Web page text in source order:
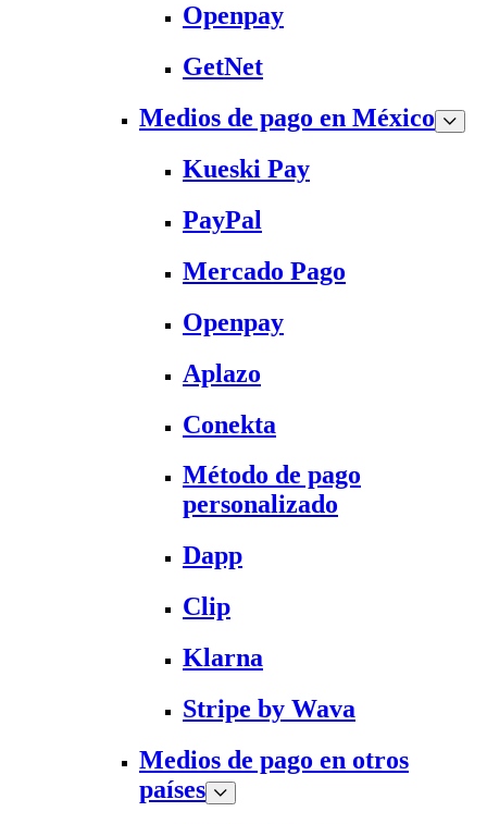
Openpay
GetNet
Medios de pago en México
Kueski Pay
PayPal
Mercado Pago
Openpay
Aplazo
Conekta
Método de pago
personalizado
Dapp
Clip
Klarna
Stripe by Wava
Medios de pago en otros
países